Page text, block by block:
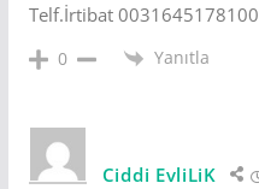
Telf.İrtibat 0031645178100
0 Yanıtla
Ciddi EvliLiK